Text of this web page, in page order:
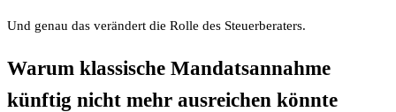
Und genau das verändert die Rolle des Steuerberaters.
Warum klassische Mandatsannahme
künftig nicht mehr ausreichen könnte